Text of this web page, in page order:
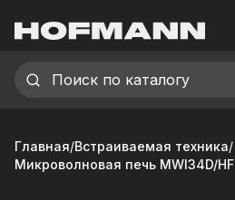
Главная/Встраиваемая техника/
Микроволновая печь MWI34D/HF